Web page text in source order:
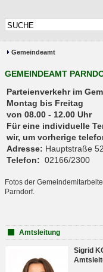
Gemeindeamt
GEMEINDEAMT
Parteienverkehr
Montag bis Freitag
von 08.00 - 12.00 Uhr
Für eine individuelle
wir, um vorherige
Adresse: Hauptstraße
Telefon: 02166/2300
Fotos der
Parndorf.
Amtsleitung
Sigrid